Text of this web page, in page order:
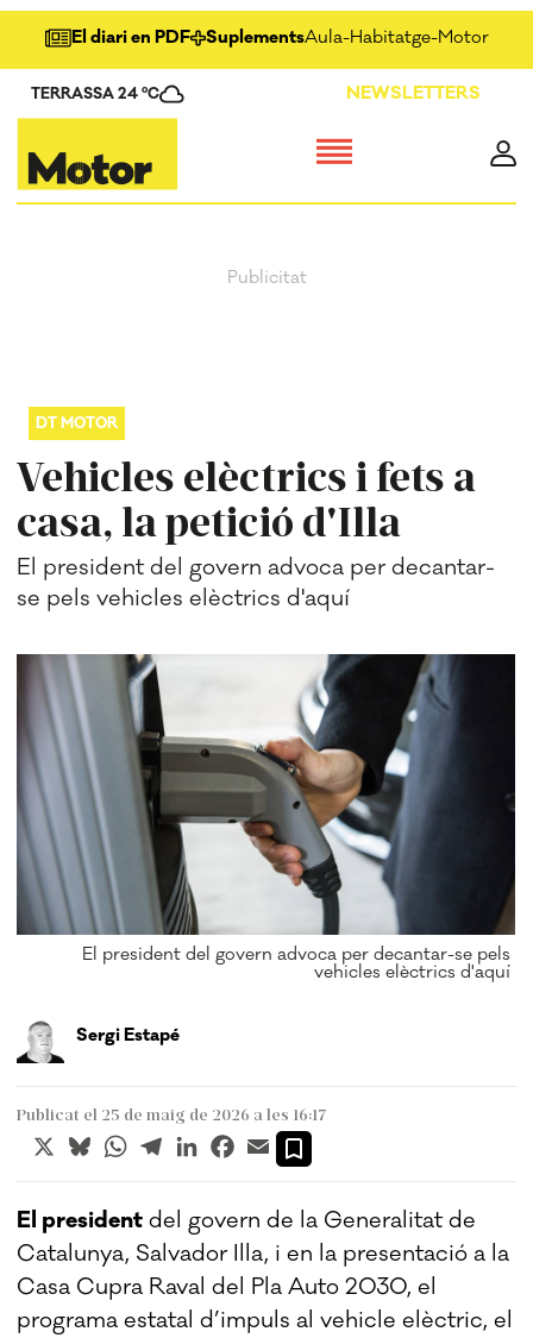
El diari en PDF SuplementsAula-Habitatge-Motor-
TERRASSA 24 ºC NEWSLETTERS
Vehicles elèctrics i fets a
casa, la petició d'Illa
DT MOTOR
El president del govern advoca per decantar-
se pels vehicles elèctrics d'aquí
El president del govern advoca per decantar-se pels
vehicles elèctrics d'aquí
Sergi Estapé
Publicat el 25 de maig de 2026 a les 16:17
X BlueskyWhatsApp
TelegramLinkedInFacebook
Email
El president del govern de la Generalitat de
Catalunya, Salvador Illa, i en la presentació a la
Casa Cupra Raval del Pla Auto 2030, el
programa estatal d’impuls al vehicle elèctric, el